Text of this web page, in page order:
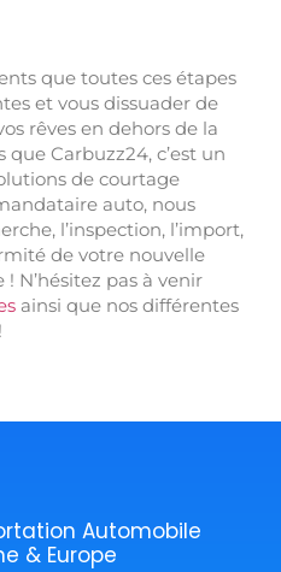
que toutes ces étapes
et vous dissuader de
rêves en dehors de la
que Carbuzz24, c’est un
de courtage
auto, nous
l’inspection, l’import,
de votre nouvelle
N’hésitez pas à venir
ainsi que nos différentes
!
Automobile
& Europe